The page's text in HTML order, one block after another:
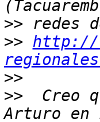
>>
>> http://
>>
>>
Creo